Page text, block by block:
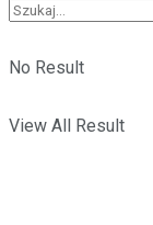
No Result
View All Result